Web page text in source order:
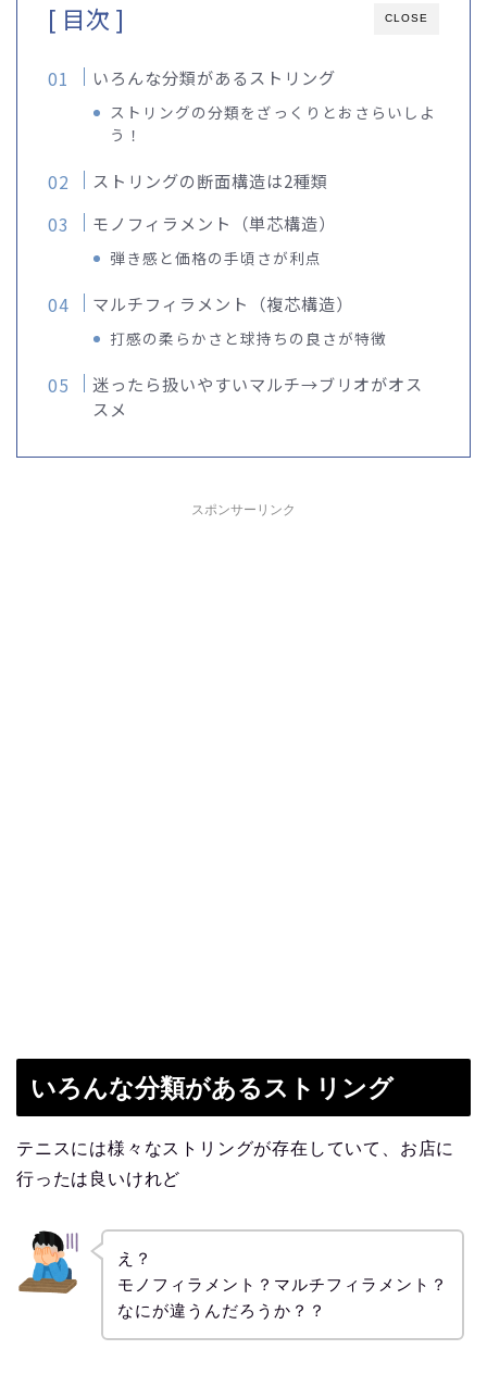
CLOSE
[ 目次 ]
いろんな分類があるストリング
ストリングの分類をざっくりとおさらいしよ
う！
ストリングの断面構造は2種類
モノフィラメント（単芯構造）
弾き感と価格の手頃さが利点
マルチフィラメント（複芯構造）
打感の柔らかさと球持ちの良さが特徴
迷ったら扱いやすいマルチ→ブリオがオス
スメ
スポンサーリンク
いろんな分類があるストリング
テニスには様々なストリングが存在していて、お店に
行ったは良いけれど
え？
モノフィラメント？マルチフィラメント？
なにが違うんだろうか？？